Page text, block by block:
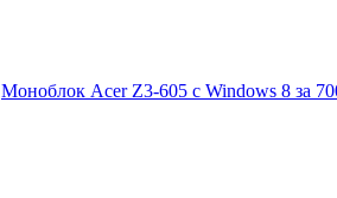
Моноблок Acer Z3-605 с Windows 8 за